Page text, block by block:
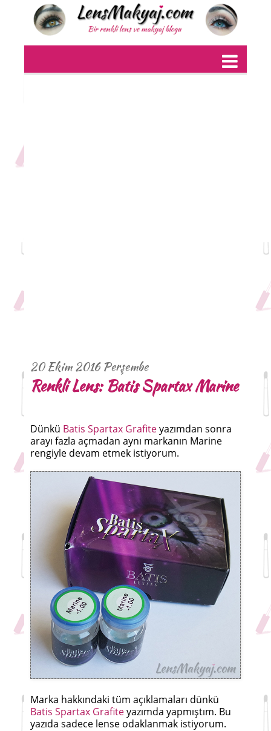
20 Ekim 2016 Perşembe
Renkli Lens: Batis Spartax Marine
Dünkü Batis Spartax Grafiteyazımdan sonra
arayı fazla açmadan aynı markanın Marine
rengiyle devam etmek istiyorum.
Marka hakkındaki tüm açıklamaları dünkü
Batis Spartax Grafiteyazımda yapmıştım. Bu
yazıda sadece lense odaklanmak istiyorum.